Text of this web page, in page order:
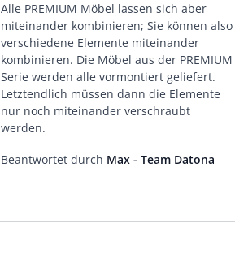
Alle PREMIUM Möbel lassen sich aber
miteinander kombinieren; Sie können also
verschiedene Elemente miteinander
kombinieren. Die Möbel aus der PREMIUM
Serie werden alle vormontiert geliefert.
Letztendlich müssen dann die Elemente
nur noch miteinander verschraubt
werden.
Beantwortet durch Max - Team Datona